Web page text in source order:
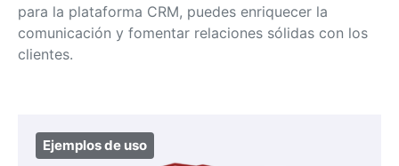
para la plataforma CRM, puedes enriquecer la
comunicación y fomentar relaciones sólidas con los
clientes.
Ejemplos de uso